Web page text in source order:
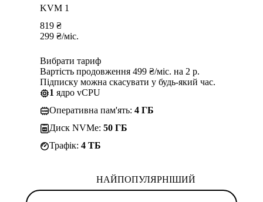
KVM 1
819 ₴
299 ₴/міс.
Вибрати тариф
Вартість продовження 499 ₴/міс. на 2 р.
Підписку можна скасувати у будь-який час.
1 ядро vCPU
Оперативна пам'ять: 4 ГБ
Диск NVMe: 50 ГБ
Трафік: 4 TБ
НАЙПОПУЛЯРНІШИЙ